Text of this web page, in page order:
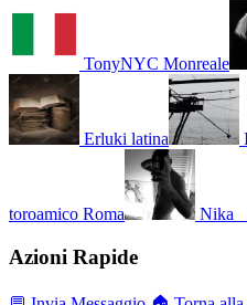
TonyNYC Monreale
Erluki latina
toroamico Roma Nika_
Azioni Rapide